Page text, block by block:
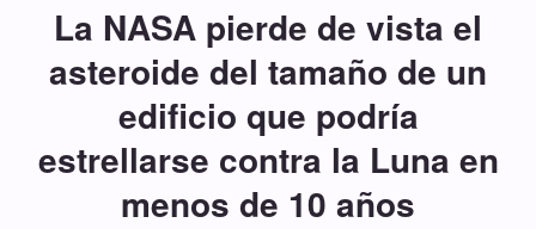
La NASA pierde de vista el
asteroide del tamaño de un
edificio que podría
estrellarse contra la Luna en
menos de 10 años